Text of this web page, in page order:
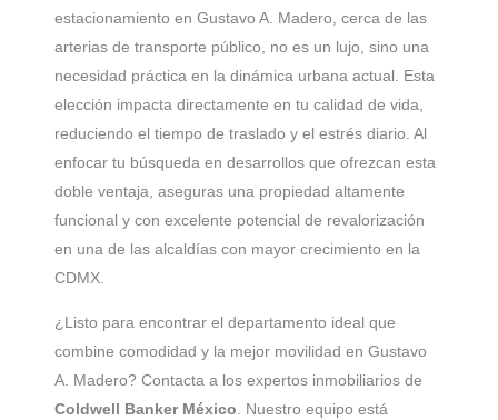
estacionamiento en Gustavo A. Madero, cerca de las
arterias de transporte público, no es un lujo, sino una
necesidad práctica en la dinámica urbana actual. Esta
elección impacta directamente en tu calidad de vida,
reduciendo el tiempo de traslado y el estrés diario. Al
enfocar tu búsqueda en desarrollos que ofrezcan esta
doble ventaja, aseguras una propiedad altamente
funcional y con excelente potencial de revalorización
en una de las alcaldías con mayor crecimiento en la
CDMX.
¿Listo para encontrar el departamento ideal que
combine comodidad y la mejor movilidad en Gustavo
A. Madero? Contacta a los expertos inmobiliarios de
Coldwell Banker México. Nuestro equipo está